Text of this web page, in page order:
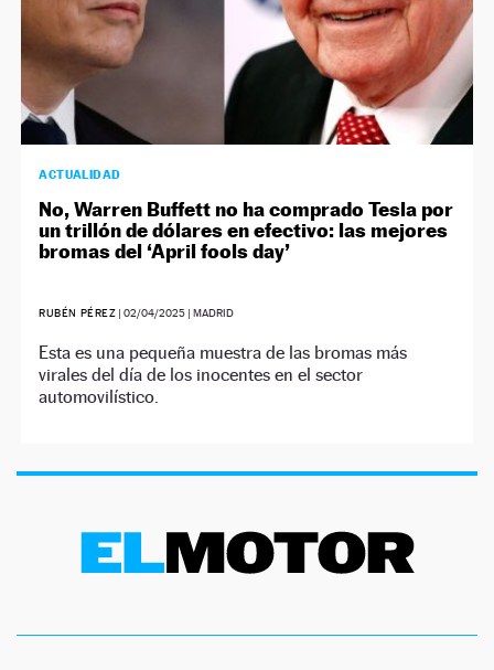
ACTUALIDAD
No, Warren Buffett no ha comprado Tesla por
un trillón de dólares en efectivo: las mejores
bromas del ‘April fools day’
RUBÉN PÉREZ |02/04/2025 | MADRID
Esta es una pequeña muestra de las bromas más
virales del día de los inocentes en el sector
automovilístico.